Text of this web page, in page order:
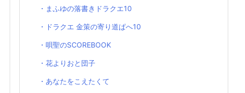
・まふゆの落書きドラクエ10
・ドラクエ 金策の寄り道ぱへ10
・唄聖のSCOREBOOK
・花よりおと団子
・あなたをこえたくて